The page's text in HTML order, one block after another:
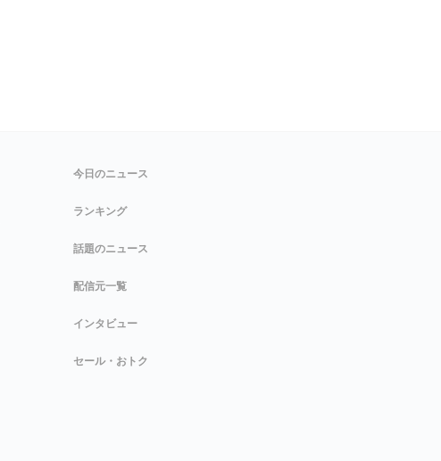
今日のニュース
ランキング
話題のニュース
配信元一覧
インタビュー
セール・おトク